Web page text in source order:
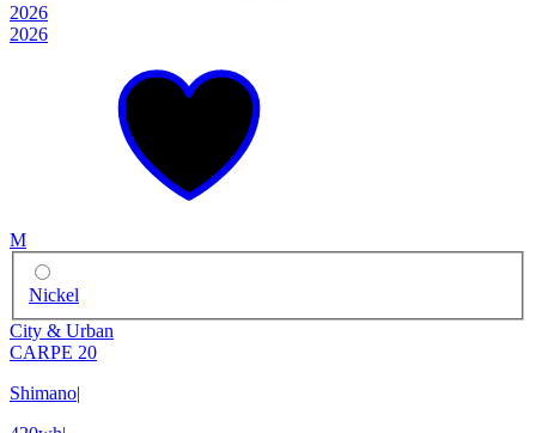
2026
2026
M
Nickel
City & Urban
CARPE 20
Shimano|